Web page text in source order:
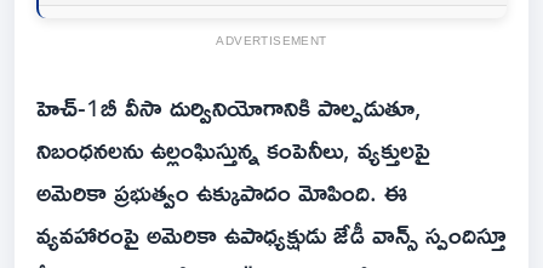
ADVERTISEMENT
హెచ్-1బీ వీసా దుర్వినియోగానికి పాల్పడుతూ,
నిబంధనలను ఉల్లంఘిస్తున్న కంపెనీలు, వ్యక్తులపై
అమెరికా ప్రభుత్వం ఉక్కుపాదం మోపింది. ఈ
వ్యవహారంపై అమెరికా ఉపాధ్యక్షుడు జేడీ వాన్స్ స్పందిస్తూ